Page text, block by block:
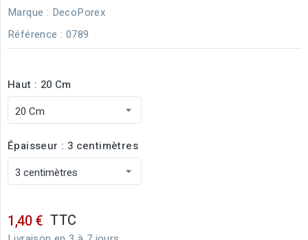
Marque : DecoPorex
Référence : 0789
Haut : 20 Cm
Épaisseur : 3 centimètres
1,40 € TTC